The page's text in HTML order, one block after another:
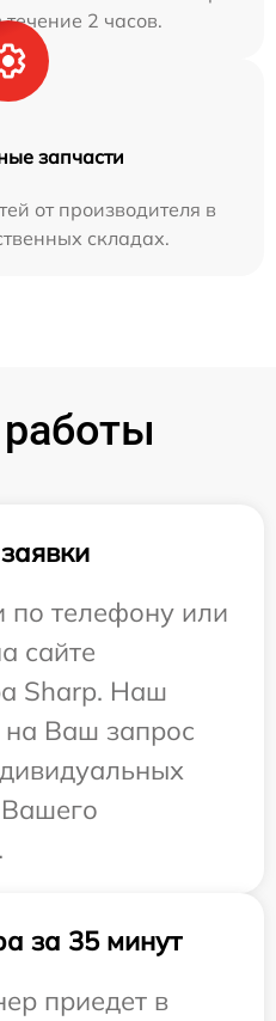
2 часов.
запчасти
от производителя в
складах.
по телефону или
сайте
Sharp. Наш
на Ваш запрос
за 35 минут
приедет в